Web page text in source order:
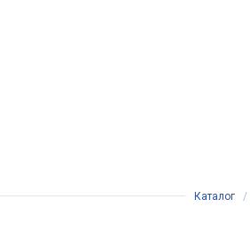
Каталог /